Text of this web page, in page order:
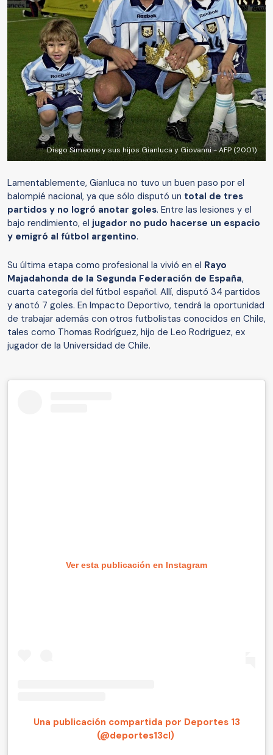
Diego Simeone y sus hijos Gianluca y Giovanni - AFP (2001)
Lamentablemente, Gianluca no tuvo un buen paso por el
balompié nacional, ya que sólo disputó un total de tres
partidos y no logró anotar goles. Entre las lesiones y el
bajo rendimiento, el jugador no pudo hacerse un espacio
y emigró al fútbol argentino.
Su última etapa como profesional la vivió en el Rayo
Majadahonda de la Segunda Federación de España,
cuarta categoría del fútbol español. Allí, disputó 34 partidos
y anotó 7 goles. En Impacto Deportivo, tendrá la oportunidad
de trabajar además con otros futbolistas conocidos en Chile,
tales como Thomas Rodríguez, hijo de Leo Rodriguez, ex
jugador de la Universidad de Chile.
Ver esta publicación en Instagram
Una publicación compartida por Deportes 13
(@deportes13cl)